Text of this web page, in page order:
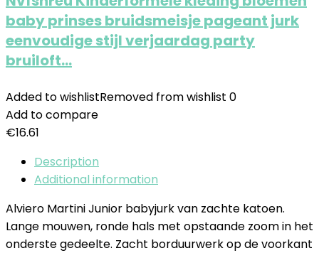
baby prinses bruidsmeisje pageant jurk
eenvoudige stijl verjaardag party
bruiloft…
Added to wishlistRemoved from wishlist 0
Add to compare
€16.61
Description
Additional information
Alviero Martini Junior babyjurk van zachte katoen.
Lange mouwen, ronde hals met opstaande zoom in het
onderste gedeelte. Zacht borduurwerk op de voorkant